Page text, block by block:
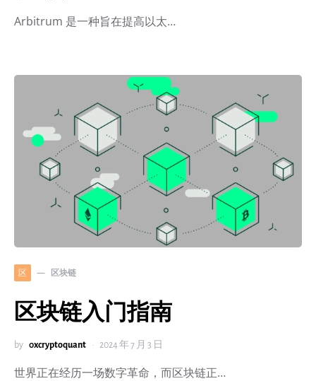
Arbitrum 是一种旨在提高以太…
区 区块链
区块链入门指南
by 0xcryptoquant 2024 年 7 月 3 日
世界正在经历一场数字革命，而区块链正…